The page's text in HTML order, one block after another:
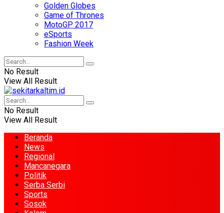
Golden Globes
Game of Thrones
MotoGP 2017
eSports
Fashion Week
No Result
View All Result
No Result
View All Result
Beranda
News
Regional
Mancanegara
Politik
Serba Serbi
Sports
Sosok